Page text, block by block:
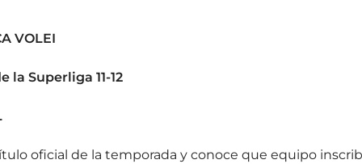
VOLEI
la Superliga 11-12
oficial de la temporada y conoce que equipo